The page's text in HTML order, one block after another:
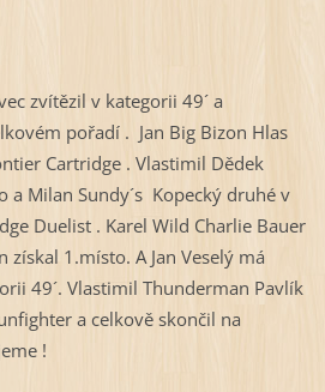
zvítězil v kategorii 49´ a
pořadí . Jan Big Bizon Hlas
Cartridge . Vlastimil Dědek
Milan Sundy´s Kopecký druhé v
Duelist . Karel Wild Charlie Bauer
1.místo. A Jan Veselý má
49´. Vlastimil Thunderman Pavlík
a celkově skončil na
!